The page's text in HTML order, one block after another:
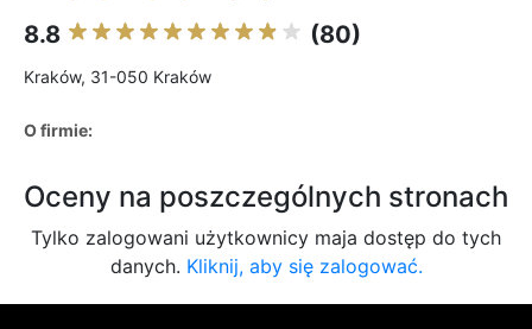
8.8 (80)
Kraków, 31-050 Kraków
O firmie:
Oceny na poszczególnych stronach
Tylko zalogowani użytkownicy maja dostęp do tych
danych. Kliknij, aby się zalogować.